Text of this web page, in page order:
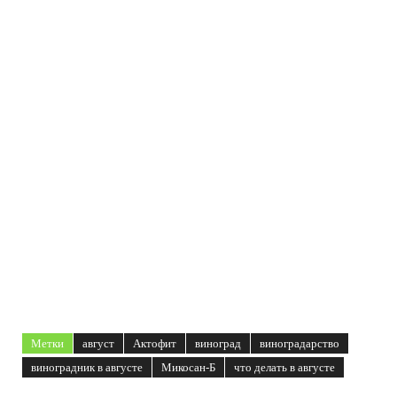
Метки август Актофит виноград
виноградарство
виноградник в августе
Микосан-Б что делать в августе